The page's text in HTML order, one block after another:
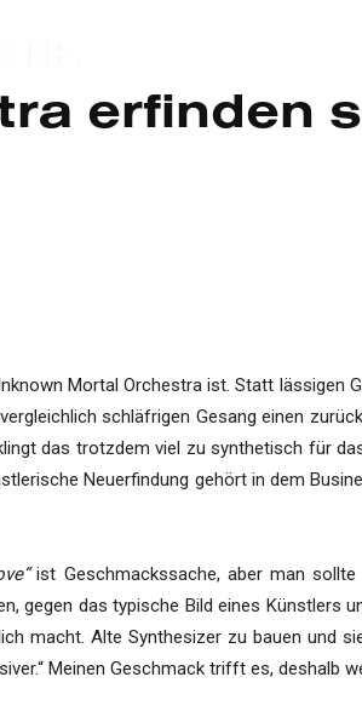
erfinden
Mortal Orchestra ist. Statt lässigen
schläfrigen Gesang einen
das trotzdem viel zu synthetisch für
Neuerfindung gehört in dem
ist Geschmackssache, aber man
gegen das typische Bild eines Künstlers
macht. Alte Synthesizer zu bauen und
Meinen Geschmack trifft es, deshalb